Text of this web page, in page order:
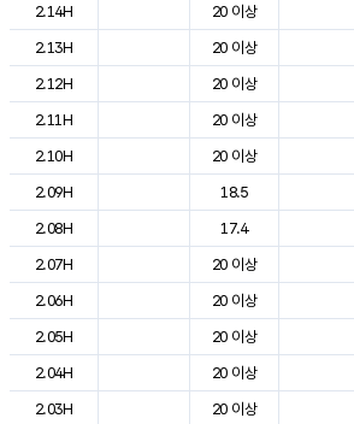
도시별 기상실황표로 지점, 날씨, 기온, 강수,
2.14H
20 이상
2.13H
20 이상
2.12H
20 이상
2.11H
20 이상
2.10H
20 이상
2.09H
18.5
2.08H
17.4
2.07H
20 이상
2.06H
20 이상
2.05H
20 이상
2.04H
20 이상
2.03H
20 이상